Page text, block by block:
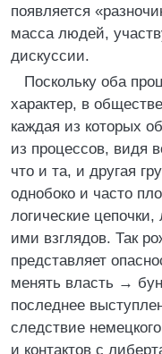
появляется
масса людей,
дискуссии.
Поскольку оба
характер, в
каждая из которых
из процессов, видя
что и та, и другая
однобоко и часто
логические
ими взглядов. Так
представляет
менять власть →
последнее
следствие
и контактов с